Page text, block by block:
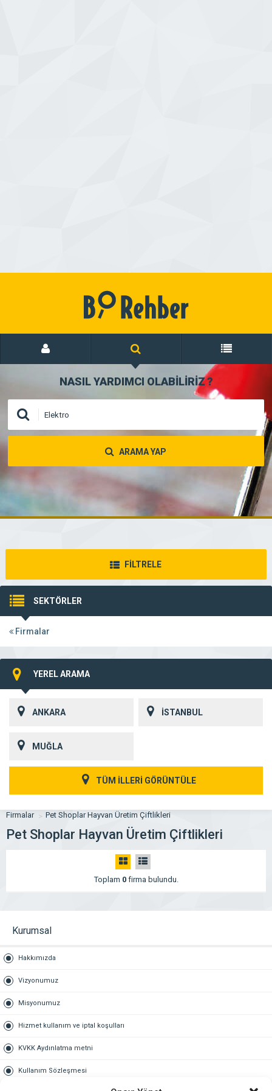
NASIL YARDIMCI OLABİLİRİZ?
ARAMA YAP
FİLTRELE
SEKTÖRLER
Firmalar
YEREL ARAMA
ANKARA İSTANBUL
MUĞLA
TÜM İLLERİ GÖRÜNTÜLE
Firmalar Pet Shoplar Hayvan Üretim Çiftlikleri
Pet Shoplar Hayvan Üretim Çiftlikleri
Toplam 0firma bulundu.
Kurumsal
Hakkımızda
Vizyonumuz
Misyonumuz
Hizmet kullanım ve iptal koşulları
KVKK Aydınlatma metni
Kullanım Sözleşmesi